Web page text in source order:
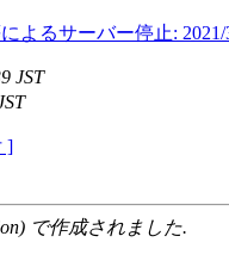
よるサーバー停止: 2021/
JST
]
で作成されました.